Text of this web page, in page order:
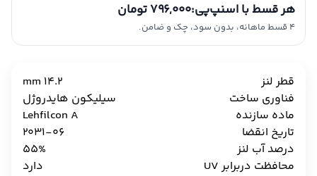
هر قسط با اسنپ‌پی:796,000 تومان
4 قسط ماهانه، بدون سود، چک و ضامن.
قطر لنز
14.2 mm
فناوری ساخت
سیلیکون هایدروژل
ماده سازنده
Lehfilcon A
تاریخ انقضا
2031-06
درصد آب لنز
55%
محافظت دربرابر UV
دارد